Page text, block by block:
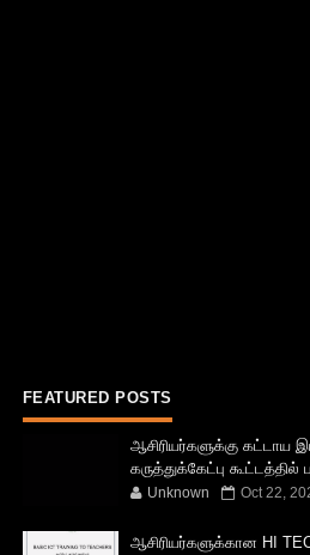
FEATURED POSTS
ஆசிரியர்களுக்கு கட்டாய
கருத்துக்கேட்பு
Unknown Oct 22,
ஆசிரியர்களுக்கான HI